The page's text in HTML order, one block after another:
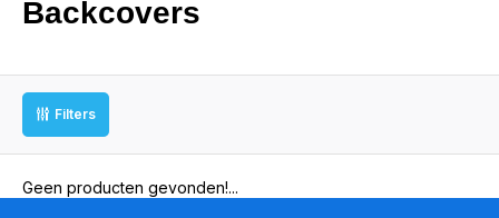
Backcovers
Filters
Geen producten gevonden!...